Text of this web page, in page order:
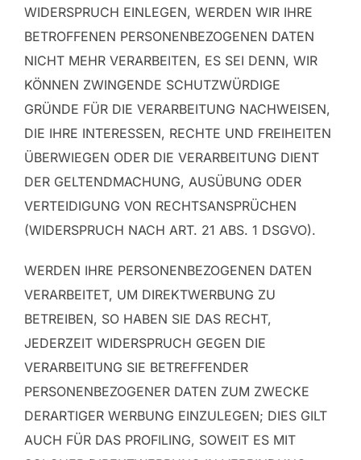
WIDERSPRUCH EINLEGEN, WERDEN WIR IHRE
BETROFFENEN PERSONENBEZOGENEN DATEN
NICHT MEHR VERARBEITEN, ES SEI DENN, WIR
KÖNNEN ZWINGENDE SCHUTZWÜRDIGE
GRÜNDE FÜR DIE VERARBEITUNG NACHWEISEN,
DIE IHRE INTERESSEN, RECHTE UND FREIHEITEN
ÜBERWIEGEN ODER DIE VERARBEITUNG DIENT
DER GELTENDMACHUNG, AUSÜBUNG ODER
VERTEIDIGUNG VON RECHTSANSPRÜCHEN
(WIDERSPRUCH NACH ART. 21 ABS. 1 DSGVO).
WERDEN IHRE PERSONENBEZOGENEN DATEN
VERARBEITET, UM DIREKTWERBUNG ZU
BETREIBEN, SO HABEN SIE DAS RECHT,
JEDERZEIT WIDERSPRUCH GEGEN DIE
VERARBEITUNG SIE BETREFFENDER
PERSONENBEZOGENER DATEN ZUM ZWECKE
DERARTIGER WERBUNG EINZULEGEN; DIES GILT
AUCH FÜR DAS PROFILING, SOWEIT ES MIT